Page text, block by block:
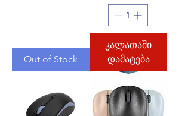
Out of Stock
კალათაში
დამატება